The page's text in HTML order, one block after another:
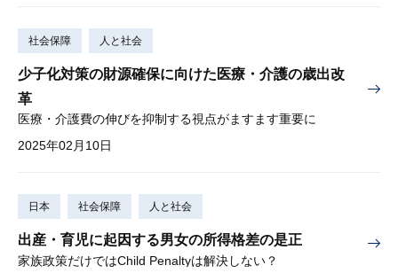
社会保障 人と社会
少子化対策の財源確保に向けた医療・介護の歳出改
革
医療・介護費の伸びを抑制する視点がますます重要に
2025年02月10日
日本 社会保障 人と社会
出産・育児に起因する男女の所得格差の是正
家族政策だけではChild Penaltyは解決しない？